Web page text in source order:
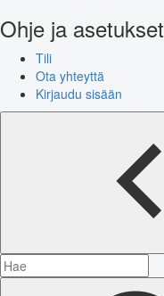
Ohje ja asetukset
Tili
Ota yhteyttä
Kirjaudu sisään